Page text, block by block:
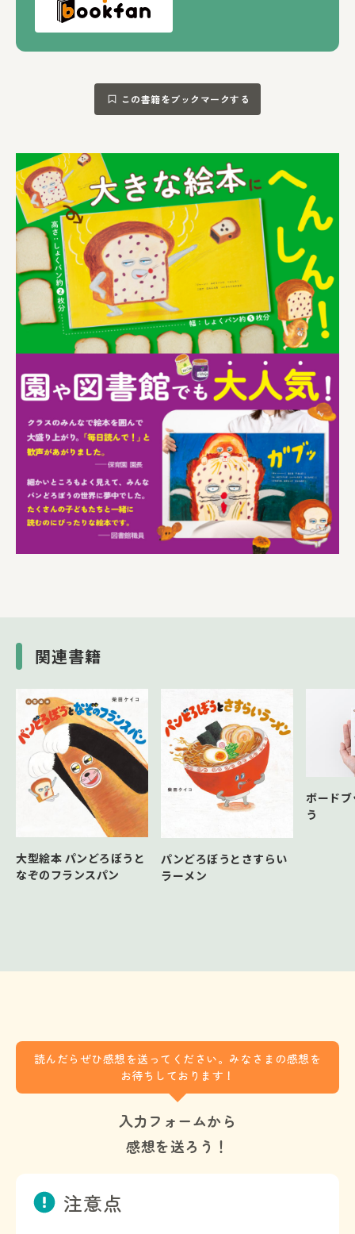
この書籍をブックマークする
関連書籍
大型絵本 パンどろぼうと
なぞのフランスパン
パンどろぼうとさすらい
ラーメン
ボード
う
読んだらぜひ感想を送ってください。みなさまの感想を
お待ちしております！
入力フォームから
感想を送ろう！
注意点